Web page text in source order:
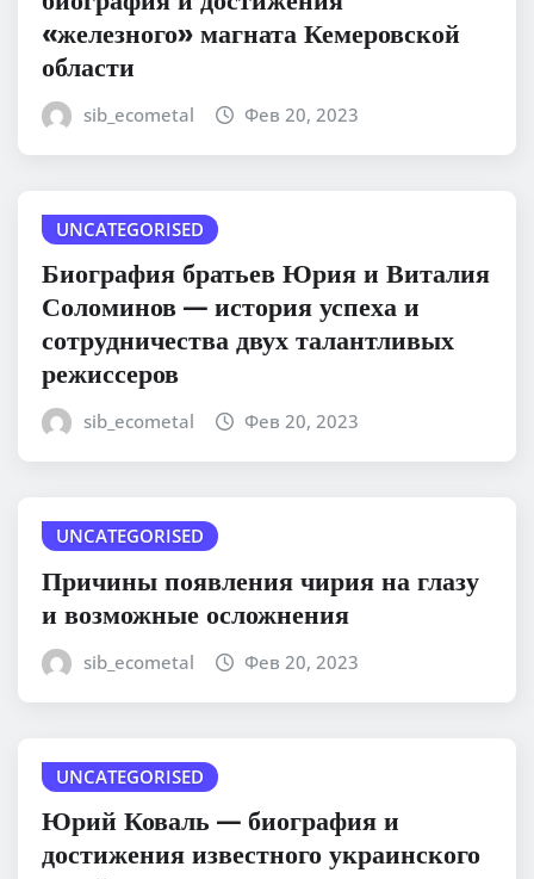
«железного» магната Кемеровской
области
sib_ecometal Фев 20, 2023
UNCATEGORISED
Биография братьев Юрия и Виталия
Соломинов — история успеха и
сотрудничества двух талантливых
режиссеров
sib_ecometal Фев 20, 2023
UNCATEGORISED
Причины появления чирия на глазу
и возможные осложнения
sib_ecometal Фев 20, 2023
UNCATEGORISED
Юрий Коваль — биография и
достижения известного украинского